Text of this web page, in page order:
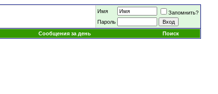
Имя
Запомнить?
Пароль
Сообщения за день
Поиск